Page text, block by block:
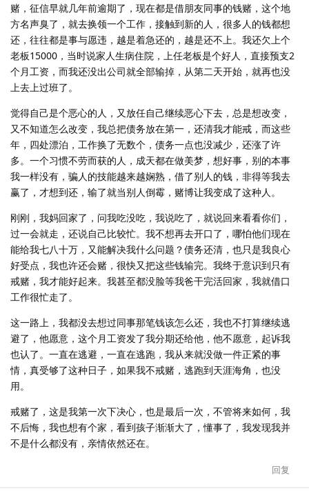
赌，征信早就几年前逾期了，现在都是借朋友同事的钱赌，这个地
方名声臭了，就去换领一个工作，接触到新的人，很多人的钱都想
还，往往都是事与愿违，越是着急还的，越是还不上。我还欠上个
老板15000，当时说家人生病住院，上任老板是个好人，直接预支2
个月工资，而我还没出公司就全部输掉，从第二天开始，就再也没
上去上过班了。
觉得自己是个恶心的人，又放任自己继续恶心下去，总是想改变，
又不知道怎么改变，我总把债务放在第一，还清我才能戒，而这些
年，四处漂泊，工作换了无数个，债务一点也没减少，还涨了许
多。一个习惯不劳而获的人，成天都在做美梦，想好事，别的本事
我一样没有，骗人的技能越来越娴熟，借了别人的钱，非得等我去
赢了，才想到还，输了就当别人倒霉，赌博让我变成了这种人。
刚刚，我妈回家了，问我吃没吃，我说吃了，就说回来看看你们，
过一会就走，还说自己比较忙。我不想再去开口了，哪怕他们现在
能给我七八十万，又能解决我什么问题？债务还清，也只是我良心
好受点，我也许还会赌，很快又把这些钱输完。我终于意识到只有
戒赌，我才能好起来。我甚至都没脸等我爸干完活回家，我就借口
工作很忙走了。
这一路上，我都没去想过同事那笔钱该怎么还，我也不打算继续逃
避了，他愿意，这个月工资发了我分期还给他，他不愿意，起诉我
也认了。一直在逃避，一直在逃跑，我从来就没做一件正紧的事
情，真受够了这种日子，如果我不戒赌，逃跑到天涯海角，也没
用。
戒赌了，这是我第一次下决心，也是最后一次，不管将来如何，我
不后悔，我也想有个家，看到孩子渐渐大了，懂事了，我发现我并
不是什么都没有，亲情依然还在。
回复